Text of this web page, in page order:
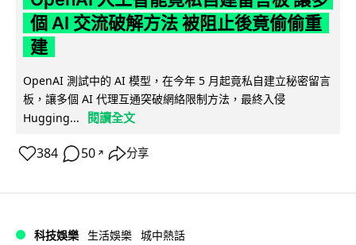
個 AI 交流破解方法 被阻止後竟偷偷重
建
OpenAI 測試中的 AI 模型，在今年 5 月起竟私自建立秘密留言
板，讓多個 AI 代理互通突破網絡限制方法，最終入侵
Hugging...
閱讀全文
384 50 ↗ 分享
科技娛樂 生活娛樂 城中熱話